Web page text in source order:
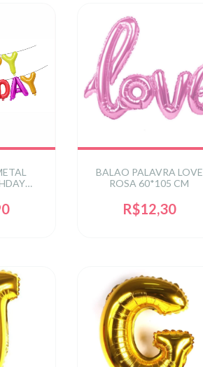
UN.
BALAO PALAVRA LOVE
ROSA 60*105 CM
R$12,30